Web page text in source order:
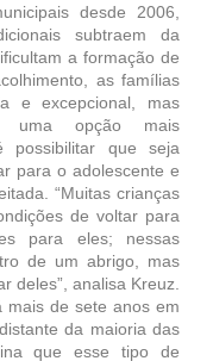
desde 2006,
subtraem da
a formação de
as famílias
e excepcional, mas
uma opção mais
possibilitar que seja
para o adolescente e
“Muitas crianças
de voltar para
para eles; nessas
de um abrigo, mas
deles”, analisa Kreuz.
mais de sete anos em
da maioria das
que esse tipo de